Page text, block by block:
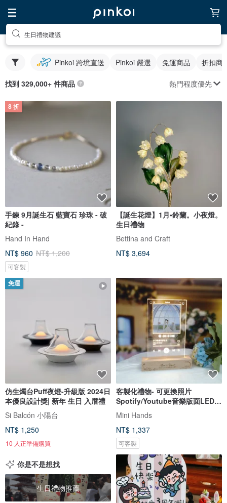
生日禮物建議
Pinkoi 跨境直送 Pinkoi 嚴選 免運商品 折扣商
找到 329,000+ 件商品 熱門程度優先
8 折
手鍊 9月誕生石 藍寶石 珍珠 - 破
紀錄 -
Hand In Hand
NT$ 960 NT$ 1,200
可客製
【誕生花燈】1月•鈴蘭。小夜燈。
生日禮物
Bettina and Craft
NT$ 3,694
免運
仿生燭台Puff夜燈-升級版 2024日
本優良設計獎| 新年 生日 入厝禮
Si Balcón 小陽台
NT$ 1,250
10 人正準備購買
客製化禮物- 可更換照片
Spotify/Youtube音樂版面LED
發光相架
Mini Hands
NT$ 1,337
可客製
你是不是想找
生日禮物推薦